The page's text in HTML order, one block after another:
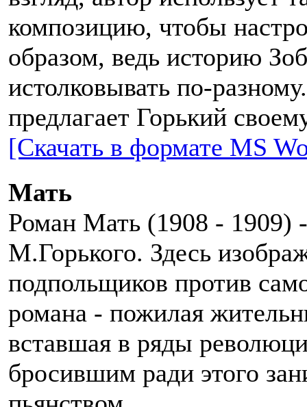
композицию, чтобы
образом, ведь историю
истолковывать по-
предлагает Горький
[Скачать в формате MS
Мать
Роман Мать (1908 - 1909)
М.Горького. Здесь
подпольщиков против
романа - пожилая
вставшая в ряды
бросившим ради этого